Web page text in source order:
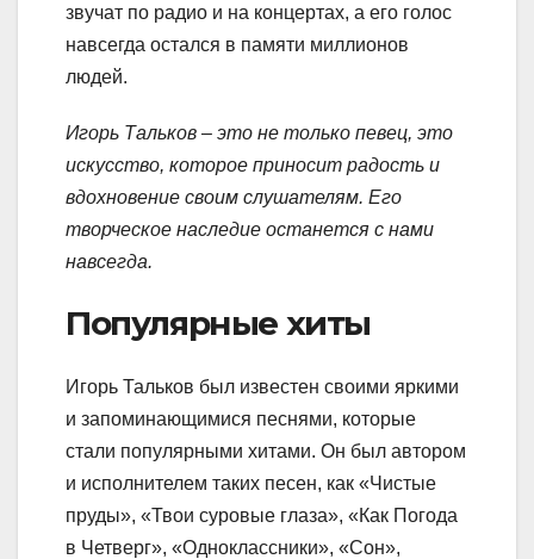
звучат по радио и на концертах, а его голос
навсегда остался в памяти миллионов
людей.
Игорь Тальков – это не только певец, это
искусство, которое приносит радость и
вдохновение своим слушателям. Его
творческое наследие останется с нами
навсегда.
Популярные хиты
Игорь Тальков был известен своими яркими
и запоминающимися песнями, которые
стали популярными хитами. Он был автором
и исполнителем таких песен, как «Чистые
пруды», «Твои суровые глаза», «Как Погода
в Четверг», «Одноклассники», «Сон»,